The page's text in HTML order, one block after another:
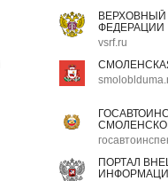
ФЕДЕРАЦИИ
vsrf.ru
ПОРТАЛ